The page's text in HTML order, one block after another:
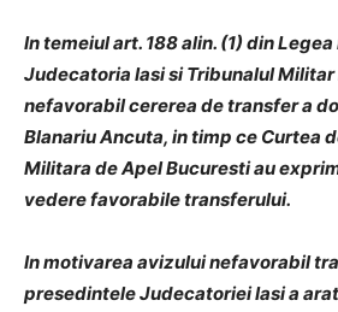
In temeiul art. 188 alin. (1) din
Judecatoria Iasi si Tribunalul
nefavorabil cererea de transfer a
Blanariu Ancuta, in timp ce Curtea
Militara de Apel Bucuresti au
vedere favorabile transferului.
In motivarea avizului nefavorabil
presedintele Judecatoriei Iasi a